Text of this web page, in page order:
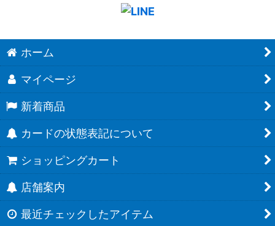
ホーム
マイページ
新着商品
カードの状態表記について
ショッピングカート
店舗案内
最近チェックしたアイテム